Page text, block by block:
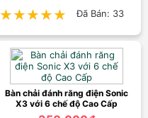
★★★★★
★★★★★ Đã Bán: 33
Bàn chải đánh răng điện Sonic
X3 với 6 chế độ Cao Cấp